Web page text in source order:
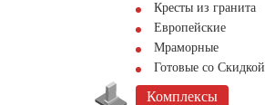
Кресты из гранита
Европейские
Мраморные
Готовые со Скидкой
Комплексы